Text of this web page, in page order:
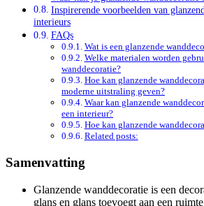
Inspirerende voorbeelden van
interieurs
FAQs
Wat is een glanzende
Welke materialen worden
wanddecoratie?
Hoe kan glanzende
moderne uitstraling geven?
Waar kan glanzende
een interieur?
Hoe kan glanzende
Related posts:
Samenvatting
Glanzende wanddecoratie is een
glans en glans toevoegt aan een